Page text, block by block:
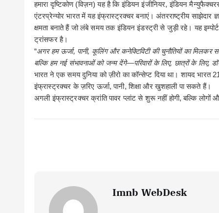
हमारादृष्टिकोण (विज़न)यह है कि इंडियन इंजीनियर,इंडियन
एंटरप्रेन्योर भारत में यह इंफ्रास्ट्रक्चर बनाएं। अंतरराष्ट्रीय साझेदार
क्षमता बनाते हैं जो लंबे समय तक इंडियन इंडस्ट्री से जुड़ी रहे। यह
ट्रांसफर है।
“अगरहम ऊर्जा, पानी, कूलिंग और कनेक्टिविटी की चुनौतियों का मिलकर
बल्कि हम नई संभावनाओं को जन्म देंगे—परिवारों के लिए, छात्रों के लिए,
भारतने एक समय दुनिया को ज़ीरो का कॉन्सेप्ट दिया था। शायद भारत
इंफ्रास्ट्रक्चर के ज़रिए ऊर्जा,पानी,शिक्षा और खुशहाली पा सकते हैं।
अगली इंफ्रास्ट्रक्चर क्रांति पावर प्लांट से शुरू नहीं होगी,बल्कि लोगों
Imnb WebDesk